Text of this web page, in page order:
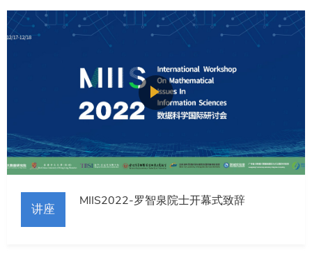
讲座
MIIS2022-罗智泉院士开幕式致辞